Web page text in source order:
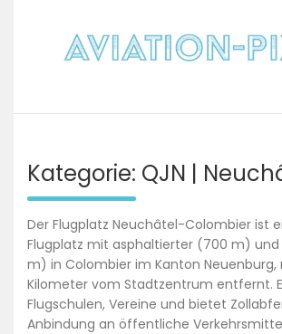
Aviation-Pix
Ready for takeoff….
Kategorie: QJN |
Der Flugplatz Neuchâtel-Colombier ist
Flugplatz mit asphaltierter (700 m) und
m) in Colombier im Kanton Neuenburg,
Kilometer vom Stadtzentrum entfernt.
Flugschulen, Vereine und bietet
Anbindung an öffentliche